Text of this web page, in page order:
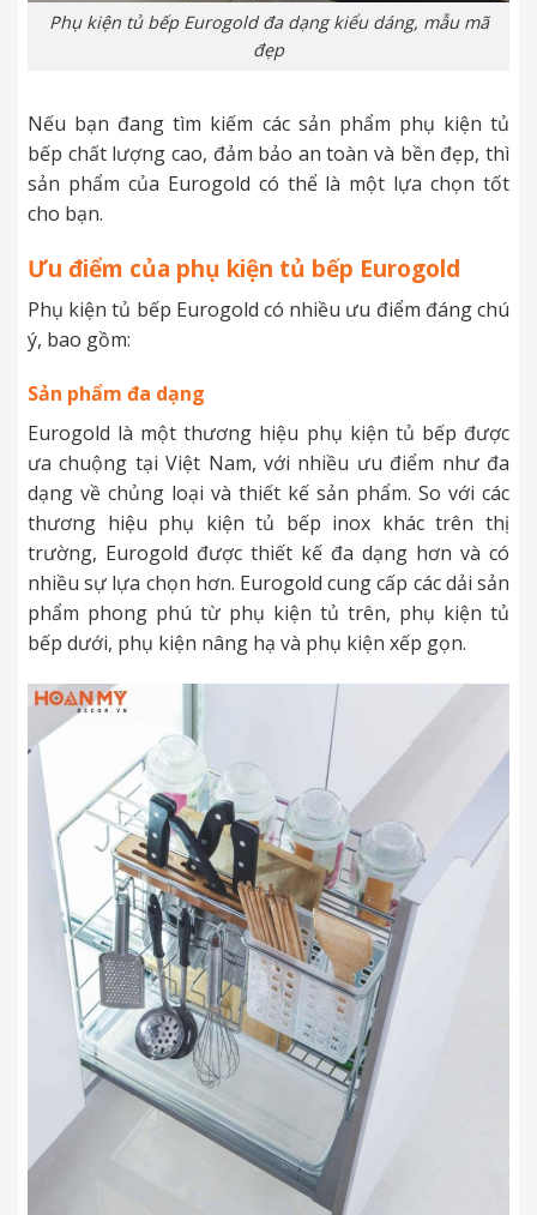
Phụ kiện tủ bếp Eurogold đa dạng kiểu dáng, mẫu mã
đẹp
Nếu bạn đang tìm kiếm các sản phẩm phụ kiện tủ
bếp chất lượng cao, đảm bảo an toàn và bền đẹp, thì
sản phẩm của Eurogold có thể là một lựa chọn tốt
cho bạn.
Ưu điểm của phụ kiện tủ bếp Eurogold
Phụ kiện tủ bếp Eurogold có nhiều ưu điểm đáng chú
ý, bao gồm:
Sản phẩm đa dạng
Eurogold là một thương hiệu phụ kiện tủ bếp được
ưa chuộng tại Việt Nam, với nhiều ưu điểm như đa
dạng về chủng loại và thiết kế sản phẩm. So với các
thương hiệu phụ kiện tủ bếp inox khác trên thị
trường, Eurogold được thiết kế đa dạng hơn và có
nhiều sự lựa chọn hơn. Eurogold cung cấp các dải sản
phẩm phong phú từ phụ kiện tủ trên, phụ kiện tủ
bếp dưới, phụ kiện nâng hạ và phụ kiện xếp gọn.